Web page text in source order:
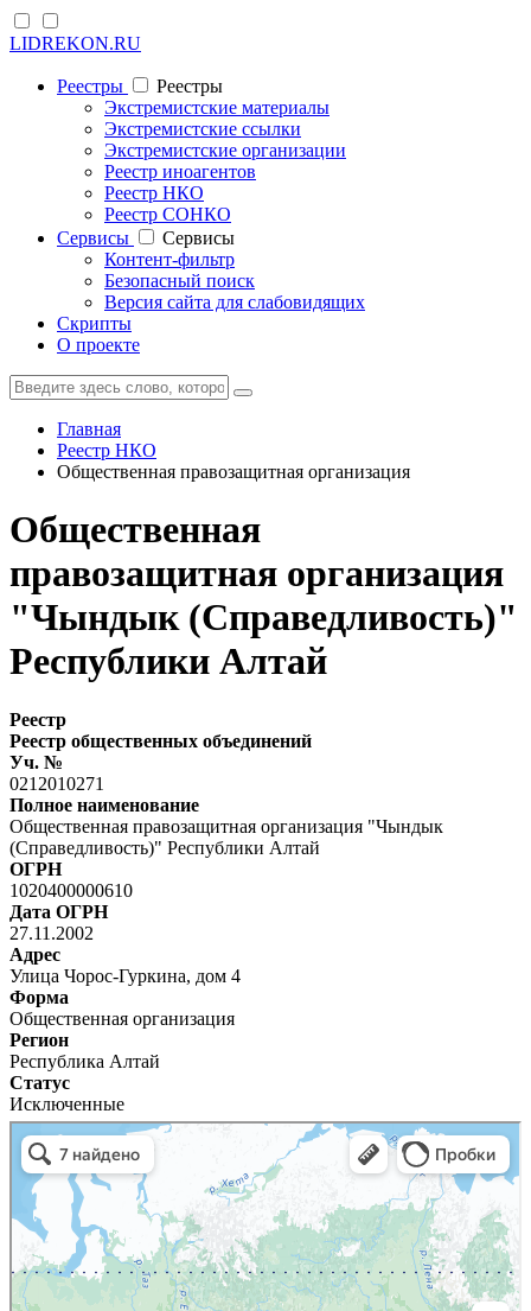
LIDREKON.RU
Реестры
Реестры
Экстремистские материалы
Экстремистские ссылки
Экстремистские организации
Реестр иноагентов
Реестр НКО
Реестр СОНКО
Cервисы
Cервисы
Контент-фильтр
Безопасный поиск
Версия сайта для слабовидящих
Скрипты
О проекте
Главная
Реестр НКО
Общественная правозащитная организация
Общественная
правозащитная организация
"Чындык (Справедливость)"
Республики Алтай
Реестр
Реестр общественных объединений
Уч. №
0212010271
Полное наименование
Общественная правозащитная организация "Чындык
(Справедливость)" Республики Алтай
ОГРН
1020400000610
Дата ОГРН
27.11.2002
Адрес
Улица Чорос-Гуркина, дом 4
Форма
Общественная организация
Регион
Республика Алтай
Статус
Исключенные